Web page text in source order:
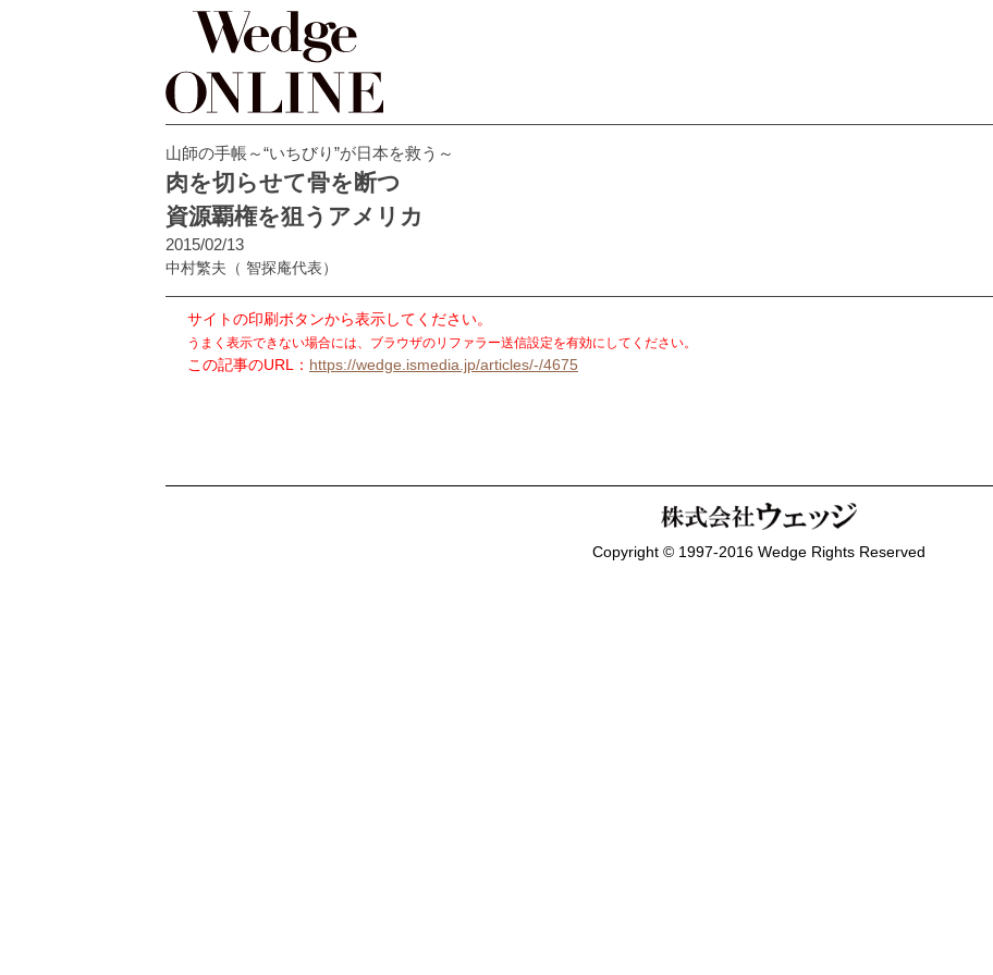
山師の手帳～“いちびり”が日本を救う～
肉を切らせて骨を断つ
資源覇権を狙うアメリカ
2015/02/13
中村繁夫 （ 智探庵代表）
サイトの印刷ボタンから表示してください。
うまく表示できない場合には、ブラウザのリファラー送信設定を有効にしてください。
この記事のURL： https://wedge.ismedia.jp/articles/-/4675
Copyright © 1997-2016 Wedge Rights Reserved